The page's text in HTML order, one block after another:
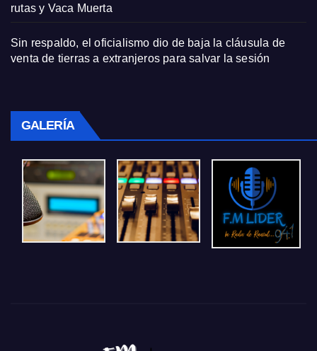
rutas y Vaca Muerta
Sin respaldo, el oficialismo dio de baja la cláusula de
venta de tierras a extranjeros para salvar la sesión
GALERÍA